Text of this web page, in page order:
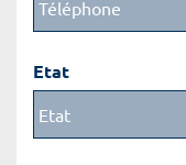
Etat